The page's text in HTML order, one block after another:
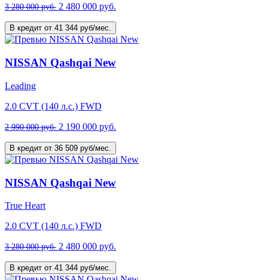
3 280 000 руб. 2 480 000 руб.
В кредит от 41 344 руб/мес.
NISSAN Qashqai New
Leading
2.0 CVT (140 л.с.) FWD
2 990 000 руб. 2 190 000 руб.
В кредит от 36 509 руб/мес.
NISSAN Qashqai New
True Heart
2.0 CVT (140 л.с.) FWD
3 280 000 руб. 2 480 000 руб.
В кредит от 41 344 руб/мес.